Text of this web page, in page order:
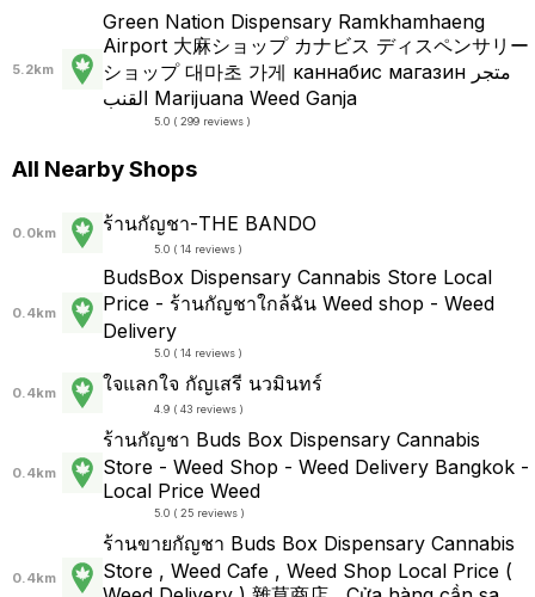
5.2km
Green Nation Dispensary Ramkhamhaeng
Airport 大麻ショップ カナビス ディスペンサリー
ショップ 대마초 가게 каннабис магазин متجر
القنب Marijuana Weed Ganja
5.0 ( 299 reviews )
All Nearby Shops
0.0km ร้านกัญชา-THE BANDO
5.0 ( 14 reviews )
0.4km
BudsBox Dispensary Cannabis Store Local
Price - ร้านกัญชาใกล้ฉัน Weed shop - Weed
Delivery
5.0 ( 14 reviews )
0.4km ใจแลกใจ กัญเสรี นวมินทร์
4.9 ( 43 reviews )
0.4km
ร้านกัญชา Buds Box Dispensary Cannabis
Store - Weed Shop - Weed Delivery Bangkok -
Local Price Weed
5.0 ( 25 reviews )
0.4km
ร้านขายกัญชา Buds Box Dispensary Cannabis
Store , Weed Cafe , Weed Shop Local Price (